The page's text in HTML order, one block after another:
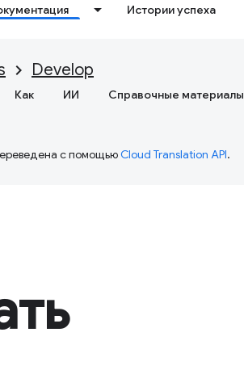
Истории успеха
Develop
Как ИИ Справочные материалы
с помощьюCloud Translation API.